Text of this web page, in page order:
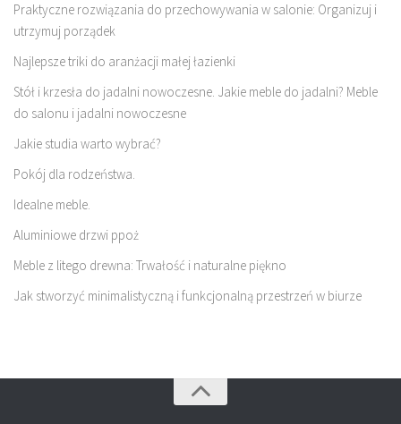
Praktyczne rozwiązania do przechowywania w salonie: Organizuj i
utrzymuj porządek
Najlepsze triki do aranżacji małej łazienki
Stół i krzesła do jadalni nowoczesne. Jakie meble do jadalni? Meble
do salonu i jadalni nowoczesne
Jakie studia warto wybrać?
Pokój dla rodzeństwa.
Idealne meble.
Aluminiowe drzwi ppoż
Meble z litego drewna: Trwałość i naturalne piękno
Jak stworzyć minimalistyczną i funkcjonalną przestrzeń w biurze